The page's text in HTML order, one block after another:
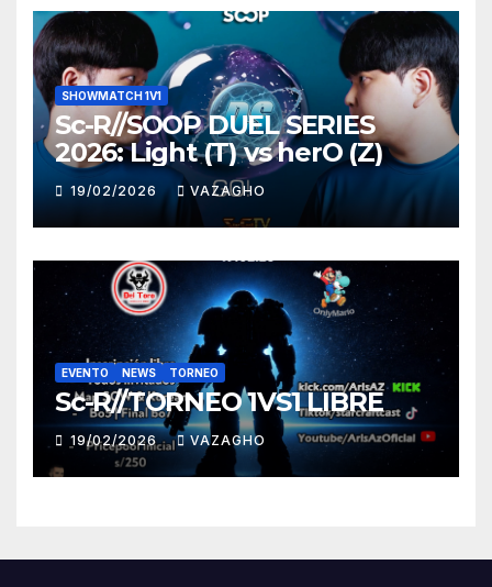
SHOWMATCH 1V1
Sc-R//SOOP DUEL SERIES
2026: Light (T) vs herO (Z)
19/02/2026 VAZAGHO
EVENTO NEWS TORNEO
Sc-R//TORNEO 1VS1 LIBRE
19/02/2026 VAZAGHO